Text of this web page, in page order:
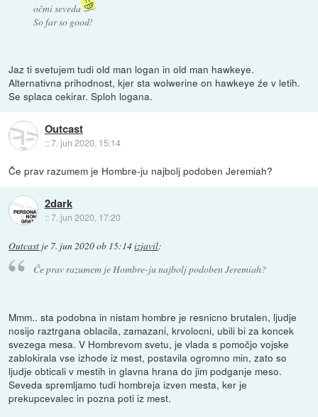
očmi seveda
So far so good!
Jaz ti svetujem tudi old man logan in old man hawkeye.
Alternativna prihodnost, kjer sta wolwerine on hawkeye źe v letih.
Se splaca cekirar. Sploh logana.
Outcast
::7. jun 2020, 15:14
Če prav razumem je Hombre-ju najbolj podoben Jeremiah?
2dark
::7. jun 2020, 17:20
Outcast je 7. jun 2020 ob 15:14izjavil:
Če prav razumem je Hombre-ju najbolj podoben Jeremiah?
Mmm.. sta podobna in nistam hombre je resnicno brutalen, ljudje
nosijo raztrgana oblacila, zamazani, krvolocni, ubili bi za koncek
svezega mesa. V Hombrevom svetu, je vlada s pomočjo vojske
zablokirala vse izhode iz mest, postavila ogromno min, zato so
ljudje obticali v mestih in glavna hrana do jim podganje meso.
Seveda spremljamo tudi hombreja izven mesta, ker je
prekupcevalec in pozna poti iz mest.